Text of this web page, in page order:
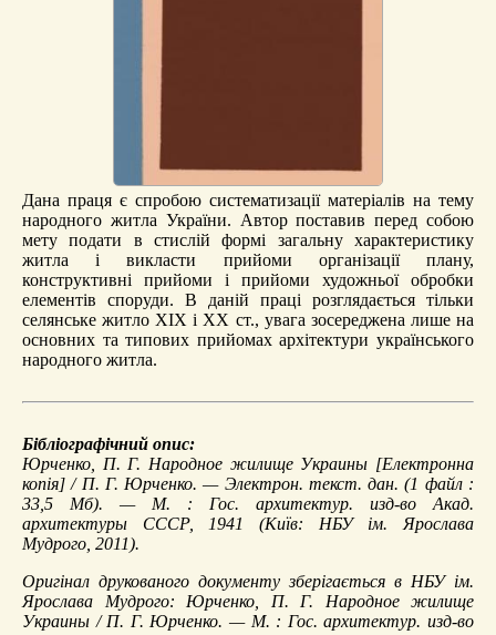
Дана праця є спробою систематизації матеріалів на тему
народного житла України. Автор поставив перед собою
мету подати в стислій формі загальну характеристику
житла і викласти прийоми організації плану,
конструктивні прийоми і прийоми художньої обробки
елементів споруди. В даній праці розглядається тільки
селянське житло ХІХ і ХХ ст., увага зосереджена лише на
основних та типових прийомах архітектури українського
народного житла.
Бібліографічний опис:
Юрченко, П. Г. Народное жилище Украины [Електронна
копія] / П. Г. Юрченко. — Электрон. текст. дан. (1 файл :
33,5 Мб). — М. : Гос. архитектур. изд-во Акад.
архитектуры СССР, 1941 (Київ: НБУ ім. Ярослава
Мудрого, 2011).
Оригінал друкованого документу зберігається в НБУ ім.
Ярослава Мудрого: Юрченко, П. Г. Народное жилище
Украины / П. Г. Юрченко. — М. : Гос. архитектур. изд-во